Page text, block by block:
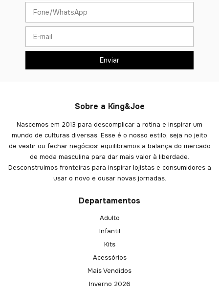
Sobre a King&Joe
Nascemos em 2013 para descomplicar a rotina e inspirar um
mundo de culturas diversas. Esse é o nosso estilo, seja no jeito
de vestir ou fechar negócios: equilibramos a balança do mercado
de moda masculina para dar mais valor à liberdade.
Desconstruimos fronteiras para inspirar lojistas e consumidores a
usar o novo e ousar novas jornadas.
Departamentos
Adulto
Infantil
Kits
Acessórios
Mais Vendidos
Inverno 2026